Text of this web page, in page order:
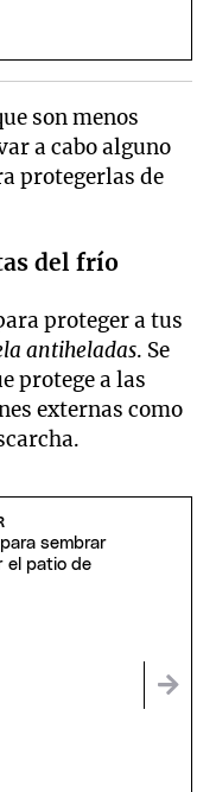
son menos
a cabo alguno
protegerlas de
del frío
proteger a tus
antiheladas. Se
protege a las
externas como
sembrar
el patio de